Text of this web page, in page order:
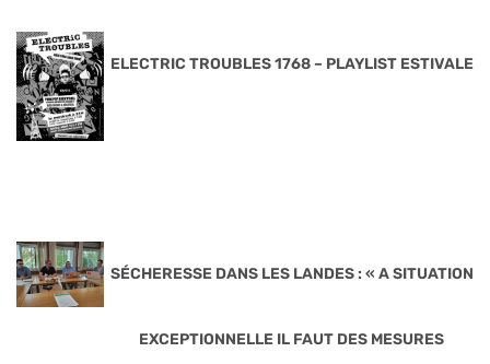
ELECTRIC TROUBLES 1768 – PLAYLIST ESTIVALE
SÉCHERESSE DANS LES LANDES : « A SITUATION
EXCEPTIONNELLE IL FAUT DES MESURES